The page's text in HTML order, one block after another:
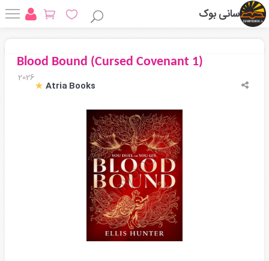
سانی بوک
Blood Bound (Cursed Covenant 1)
2026
Atria Books